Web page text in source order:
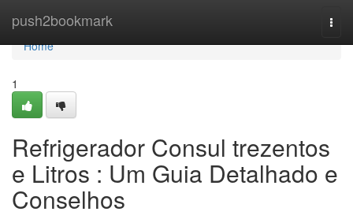
push2bookmark
Home
Home
1
Refrigerador Consul trezentos
e Litros : Um Guia Detalhado e
Conselhos